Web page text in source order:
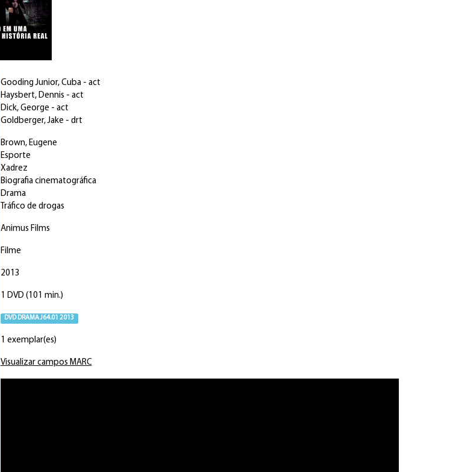
Gooding Junior, Cuba- act
Haysbert, Dennis - act
Dick, George - act
Goldberger, Jake - drt
Brown, Eugene
Esporte
Xadrez
Biografia cinematográfica
Drama
Tráfico de drogas
Animus Films
Filme
2013
1 DVD (101 min.)
DVD DRAMA J64.01 2013
1 exemplar(es)
Visualizar campos MARC